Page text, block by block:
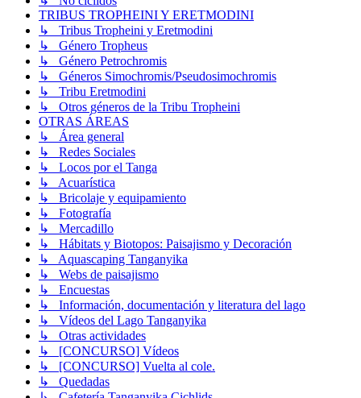
TRIBUS TROPHEINI Y ERETMODINI
↳ Tribus Tropheini y Eretmodini
↳ Género Tropheus
↳ Género Petrochromis
↳ Géneros Simochromis/Pseudosimochromis
↳ Tribu Eretmodini
↳ Otros géneros de la Tribu Tropheini
OTRAS ÁREAS
↳ Área general
↳ Redes Sociales
↳ Locos por el Tanga
↳ Acuarística
↳ Bricolaje y equipamiento
↳ Fotografía
↳ Mercadillo
↳ Hábitats y Biotopos: Paisajismo y Decoración
↳ Aquascaping Tanganyika
↳ Webs de paisajismo
↳ Encuestas
↳ Información, documentación y literatura del lago
↳ Vídeos del Lago Tanganyika
↳ Otras actividades
↳ [CONCURSO] Vídeos
↳ [CONCURSO] Vuelta al cole.
↳ Quedadas